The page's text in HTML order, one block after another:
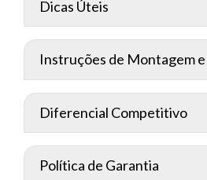
Dicas Úteis
Instruções de Montagem e
Diferencial Competitivo
Política de Garantia